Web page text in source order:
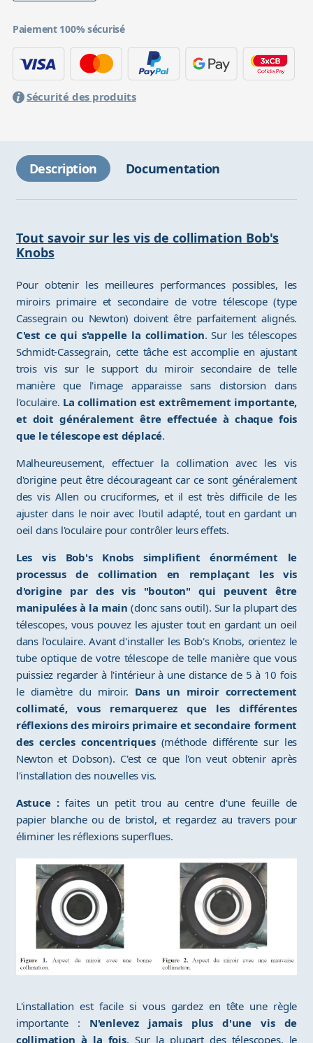
Paiement 100% sécurisé
Sécurité des produits
Description Documentation
Tout savoir sur les vis de collimation Bob's
Knobs
Pour obtenir les meilleures performances possibles, les
miroirs primaire et secondaire de votre télescope (type
Cassegrain ou Newton) doivent être parfaitement alignés.
C'est ce qui s'appelle la collimation. Sur les télescopes
Schmidt-Cassegrain, cette tâche est accomplie en ajustant
trois vis sur le support du miroir secondaire de telle
manière que l'image apparaisse sans distorsion dans
l'oculaire. La collimation est extrêmement importante,
et doit généralement être effectuée à chaque fois
que le télescope est déplacé.
Malheureusement, effectuer la collimation avec les vis
d'origine peut être décourageant car ce sont généralement
des vis Allen ou cruciformes, et il est très difficile de les
ajuster dans le noir avec l'outil adapté, tout en gardant un
oeil dans l'oculaire pour contrôler leurs effets.
Les vis Bob's Knobs simplifient énormément le
processus de collimation en remplaçant les vis
d'origine par des vis "bouton" qui peuvent être
manipulées à la main (donc sans outil). Sur la plupart des
télescopes, vous pouvez les ajuster tout en gardant un oeil
dans l'oculaire. Avant d'installer les Bob's Knobs, orientez le
tube optique de votre télescope de telle manière que vous
puissiez regarder à l'intérieur à une distance de 5 à 10 fois
le diamètre du miroir. Dans un miroir correctement
collimaté, vous remarquerez que les différentes
réflexions des miroirs primaire et secondaire forment
des cercles concentriques(méthode différente sur les
Newton et Dobson). C'est ce que l'on veut obtenir après
l'installation des nouvelles vis.
Astuce :faites un petit trou au centre d'une feuille de
papier blanche ou de bristol, et regardez au travers pour
éliminer les réflexions superflues.
L'installation est facile si vous gardez en tête une règle
importante : N'enlevez jamais plus d'une vis de
collimation à la fois. Sur la plupart des télescopes, le